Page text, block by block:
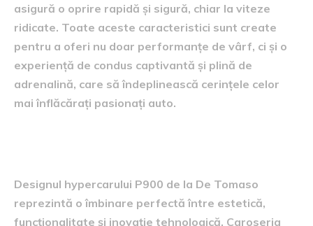
asigură o oprire rapidă și sigură, chiar la viteze
ridicate. Toate aceste caracteristici sunt create
pentru a oferi nu doar performanțe de vârf, ci și o
experiență de condus captivantă și plină de
adrenalină, care să îndeplinească cerințele celor
mai înflăcărați pasionați auto.
Designul hypercarului P900 de la De Tomaso
reprezintă o îmbinare perfectă între estetică,
funcționalitate și inovație tehnologică. Caroseria